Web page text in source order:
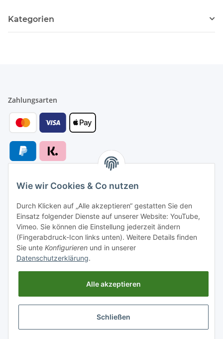
Kategorien
Zahlungsarten
Versandarten
Versand nach
Gesetzliche Informationen
Wie wir Cookies & Co nutzen
Durch Klicken auf „Alle akzeptieren“ gestatten Sie den
Einsatz folgender Dienste auf unserer Website: YouTube,
Vimeo. Sie können die Einstellung jederzeit ändern
(Fingerabdruck-Icon links unten). Weitere Details finden
Sie unte Konfigurieren und in unserer
Datenschutzerklärung.
Alle akzeptieren
Schließen